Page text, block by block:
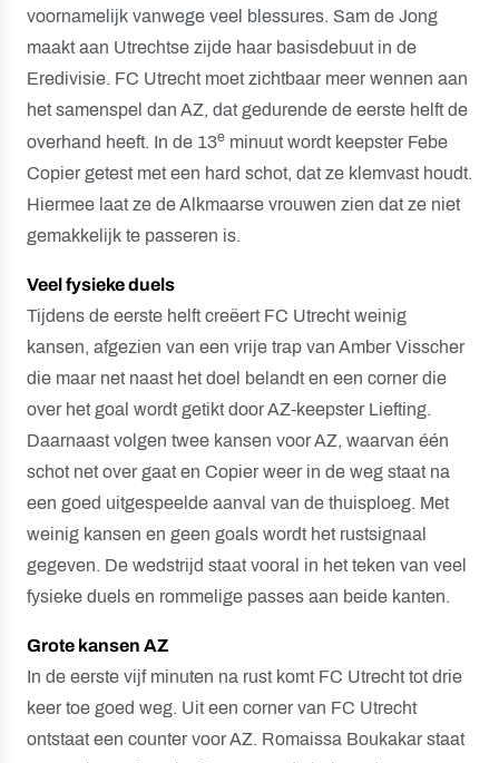
voornamelijk vanwege veel blessures. Sam de Jong
maakt aan Utrechtse zijde haar basisdebuut in de
Eredivisie. FC Utrecht moet zichtbaar meer wennen aan
het samenspel dan AZ, dat gedurende de eerste helft de
overhand heeft. In de 13e minuut wordt keepster Febe
Copier getest met een hard schot, dat ze klemvast houdt.
Hiermee laat ze de Alkmaarse vrouwen zien dat ze niet
gemakkelijk te passeren is.
Veel fysieke duels
Tijdens de eerste helft creëert FC Utrecht weinig
kansen, afgezien van een vrije trap van Amber Visscher
die maar net naast het doel belandt en een corner die
over het goal wordt getikt door AZ-keepster Liefting.
Daarnaast volgen twee kansen voor AZ, waarvan één
schot net over gaat en Copier weer in de weg staat na
een goed uitgespeelde aanval van de thuisploeg. Met
weinig kansen en geen goals wordt het rustsignaal
gegeven. De wedstrijd staat vooral in het teken van veel
fysieke duels en rommelige passes aan beide kanten.
Grote kansen AZ
In de eerste vijf minuten na rust komt FC Utrecht tot drie
keer toe goed weg. Uit een corner van FC Utrecht
ontstaat een counter voor AZ. Romaissa Boukakar staat